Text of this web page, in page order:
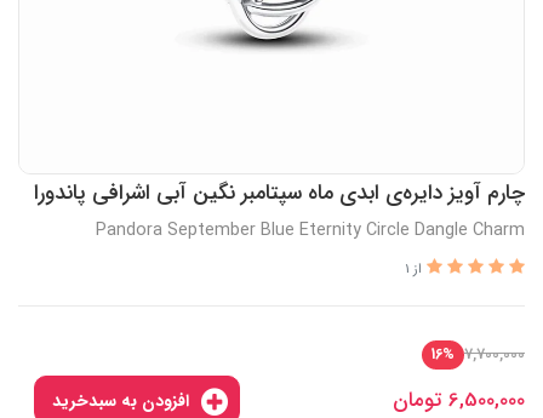
چارم آویز دایره‌ی ابدی ماه سپتامبر نگین آبی اشرافی پاندورا
Pandora September Blue Eternity Circle Dangle Charm
از 1
7,700,000
16%
6,500,000 تومان